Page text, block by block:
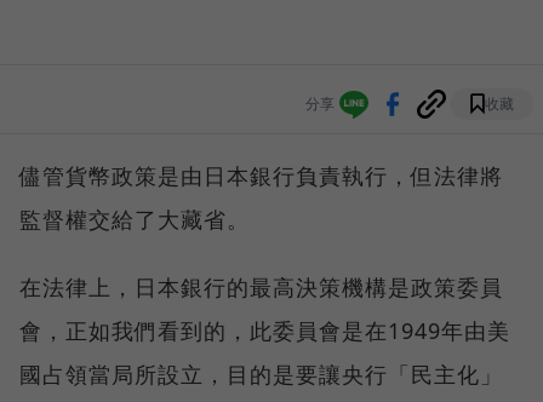
分享 收藏
儘管貨幣政策是由日本銀行負責執行，但法律將
監督權交給了大藏省。
在法律上，日本銀行的最高決策機構是政策委員
會，正如我們看到的，此委員會是在1949年由美
國占領當局所設立，目的是要讓央行「民主化」